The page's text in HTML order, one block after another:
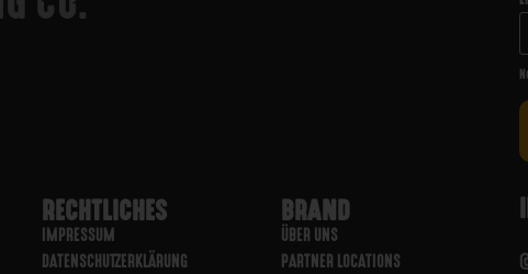
RECHTLICHES
IMPRESSUM
DATENSCHUTZERKLÄRUNG
BRAND
ÜBER UNS
PARTNER LOCATIONS